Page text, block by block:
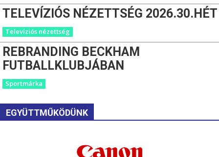
TELEVÍZIÓS NÉZETTSÉG 2026.30.HÉT
Televíziós nézettség
REBRANDING BECKHAM
FUTBALLKLUBJÁBAN
Sportmárka
EGYÜTTMŰKÖDÜNK